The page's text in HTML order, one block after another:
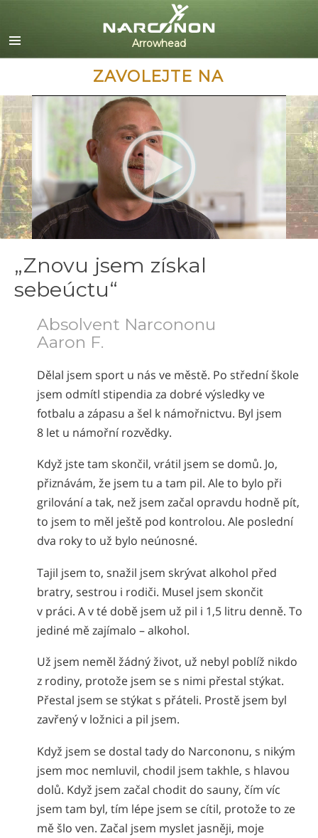
Dansk
Deutsch
Ελληνικά (Greek)
Español
日本語 (Japanese)
Nederlands
Norsk
Ukrainian
Čeština
Turkish
ZAVOLEJTE NA
„Znovu jsem získal
sebeúctu“
Absolvent Narcononu
Aaron F.
Dělal jsem sport u nás ve městě. Po střední škole
jsem odmítl stipendia za dobré výsledky ve
fotbalu a zápasu a šel k námořnictvu. Byl jsem
8 let u námořní rozvědky.
Když jste tam skončil, vrátil jsem se domů. Jo,
přiznávám, že jsem tu a tam pil. Ale to bylo při
grilování a tak, než jsem začal opravdu hodně pít,
to jsem to měl ještě pod kontrolou. Ale poslední
dva roky to už bylo neúnosné.
Tajil jsem to, snažil jsem skrývat alkohol před
bratry, sestrou i rodiči. Musel jsem skončit
v práci. A v té době jsem už pil i 1,5 litru denně. To
jediné mě zajímalo – alkohol.
Už jsem neměl žádný život, už nebyl poblíž nikdo
z rodiny, protože jsem se s nimi přestal stýkat.
Přestal jsem se stýkat s přáteli. Prostě jsem byl
zavřený v ložnici a pil jsem.
Když jsem se dostal tady do Narcononu, s nikým
jsem moc nemluvil, chodil jsem takhle, s hlavou
dolů. Když jsem začal chodit do sauny, čím víc
jsem tam byl, tím lépe jsem se cítil, protože to ze
mě šlo ven. Začal jsem myslet jasněji, moje